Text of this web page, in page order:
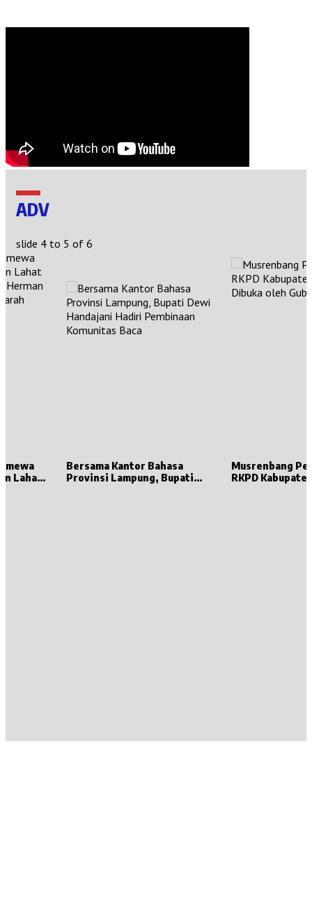
ADV
slide 4 to 5 of 6
Lahat
Bersama Kantor Bahasa
Provinsi Lampung, Bupati
Musrenbang
RKPD